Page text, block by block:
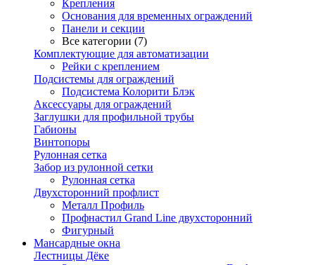
Крепления
Основания для временных ограждений
Панели и секции
Все категории (7)
Комплектующие для автоматизации
Рейки с креплением
Подсистемы для ограждений
Подсистема Колорити Блэк
Аксессуары для ограждений
Заглушки для профильной трубы
Габионы
Винтопоры
Рулонная сетка
Забор из рулонной сетки
Рулонная сетка
Двухсторонний профлист
Металл Профиль
Профнастил Grand Line двухсторонний
Фигурный
Мансардные окна
Лестницы Дёке